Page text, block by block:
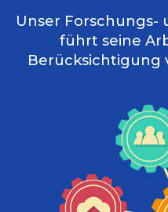
Unser Forschungs-
führt seine
Berücksichtigung